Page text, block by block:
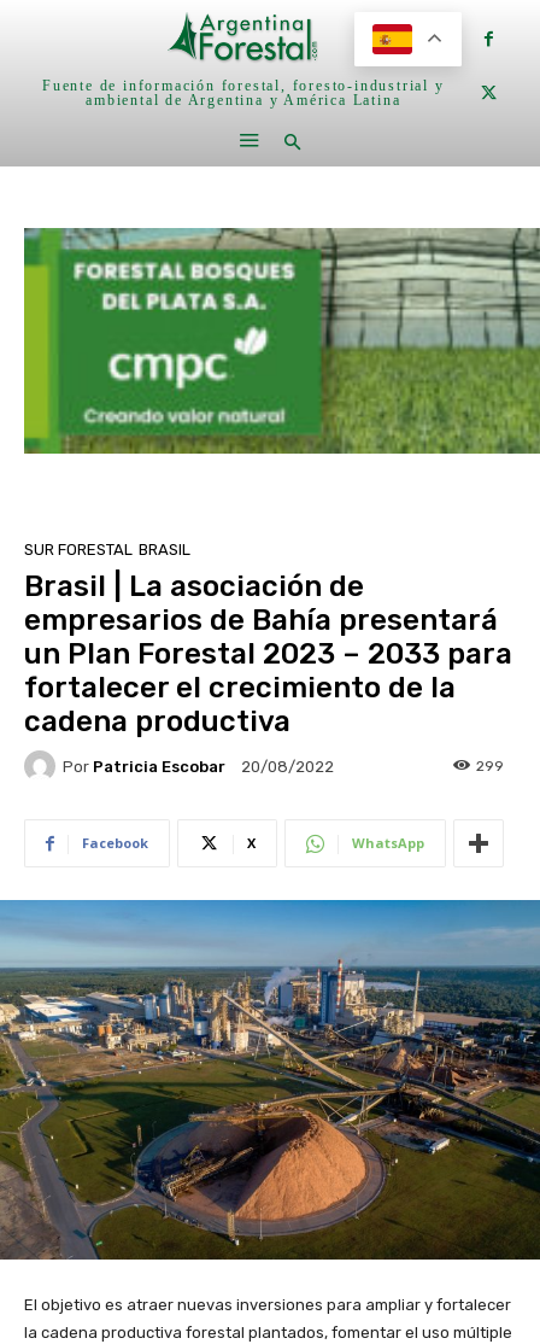
Fuente de información forestal, foresto-industrial y
ambiental de Argentina y América Latina
SUR FORESTAL BRASIL
Brasil | La asociación de
empresarios de Bahía presentará
un Plan Forestal 2023 – 2033 para
fortalecer el crecimiento de la
cadena productiva
Por Patricia Escobar 20/08/2022 299
Facebook X WhatsApp
El objetivo es atraer nuevas inversiones para ampliar y fortalecer
la cadena productiva forestal plantados, fomentar el uso múltiple